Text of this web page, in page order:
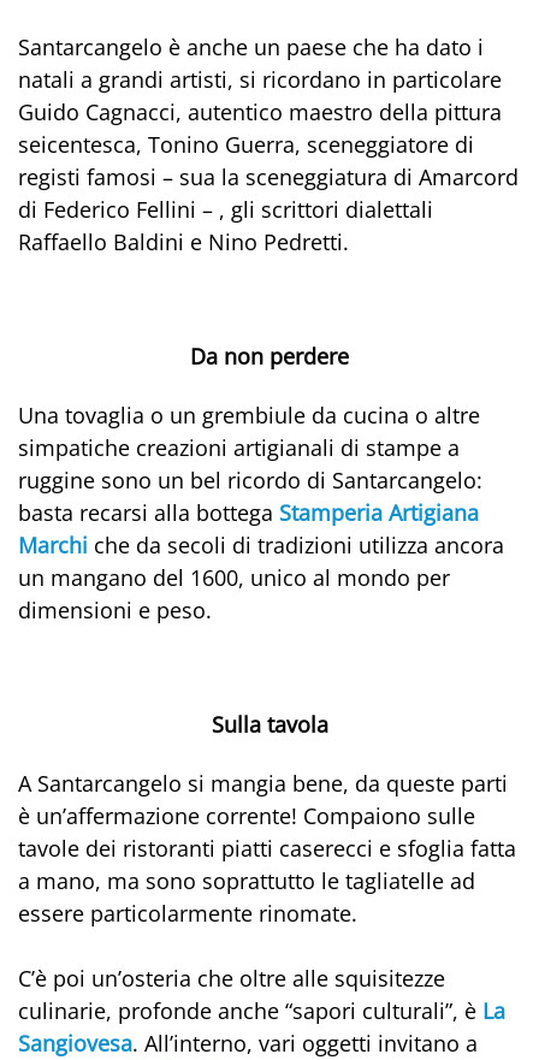
Santarcangelo è anche un paese che ha dato i
natali a grandi artisti, si ricordano in particolare
Guido Cagnacci, autentico maestro della pittura
seicentesca, Tonino Guerra, sceneggiatore di
registi famosi – sua la sceneggiatura di Amarcord
di Federico Fellini – , gli scrittori dialettali
Raffaello Baldini e Nino Pedretti.
Da non perdere
Una tovaglia o un grembiule da cucina o altre
simpatiche creazioni artigianali di stampe a
ruggine sono un bel ricordo di Santarcangelo:
basta recarsi alla bottega Stamperia Artigiana
Marchi che da secoli di tradizioni utilizza ancora
un mangano del 1600, unico al mondo per
dimensioni e peso.
Sulla tavola
A Santarcangelo si mangia bene, da queste parti
è un’affermazione corrente! Compaiono sulle
tavole dei ristoranti piatti caserecci e sfoglia fatta
a mano, ma sono soprattutto le tagliatelle ad
essere particolarmente rinomate.
C’è poi un’osteria che oltre alle squisitezze
culinarie, profonde anche “sapori culturali”, è La
Sangiovesa. All’interno, vari oggetti invitano a